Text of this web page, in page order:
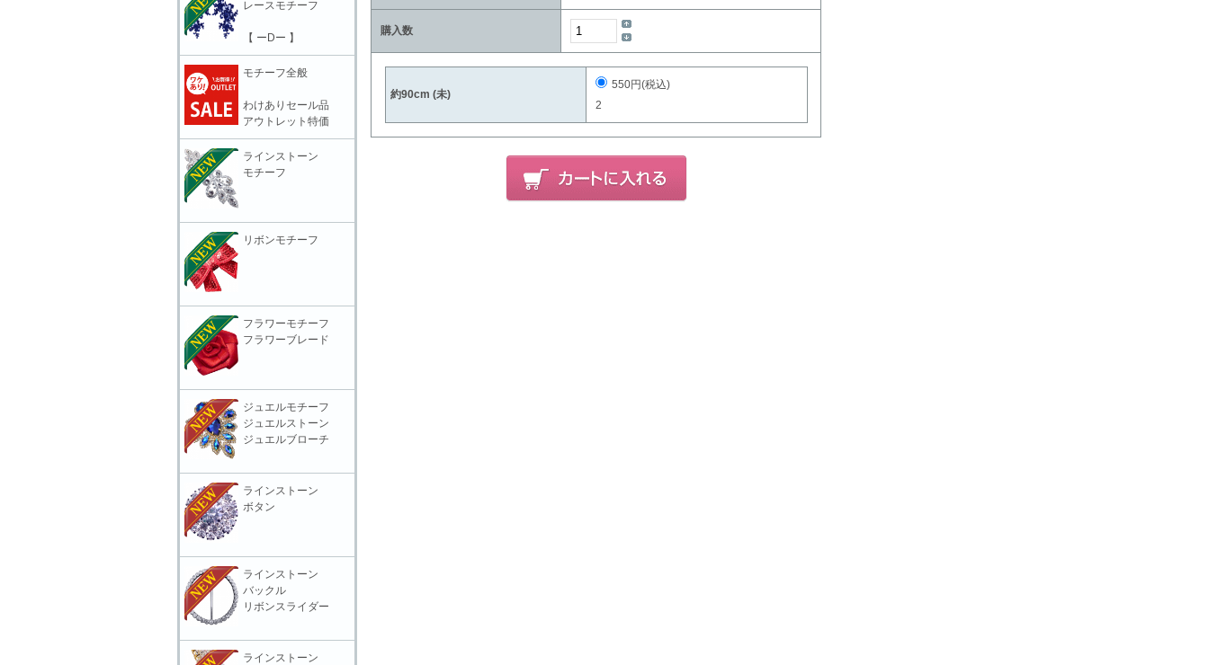
購入数
約90cm (未)
550円(税込)
2
レースモチーフ
【 ーDー 】
モチーフ全般
わけありセール品
アウトレット特価
ラインストーン
モチーフ
リボンモチーフ
フラワーモチーフ
フラワーブレード
ジュエルモチーフ
ジュエルストーン
ジュエルブローチ
ラインストーン
ボタン
ラインストーン
バックル
リボンスライダー
ラインストーン